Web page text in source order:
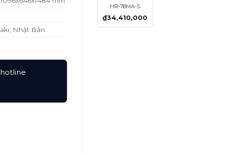
Nhật Bản
HR-78MA-S
₫34,410,000